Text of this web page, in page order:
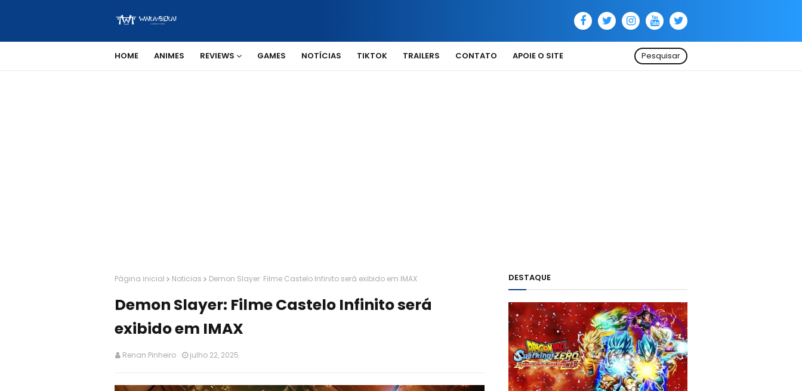
HOME ANIMES REVIEWS GAMES NOTÍCIAS TIKTOK TRAILERS CONTATO APOIE O SITE Pesquisar
Página inicial Noticias Demon Slayer: Filme Castelo Infinito será exibido em IMAX
Demon Slayer: Filme Castelo Infinito será
exibido em IMAX
Renan Pinheiro julho 22, 2025
DESTAQUE